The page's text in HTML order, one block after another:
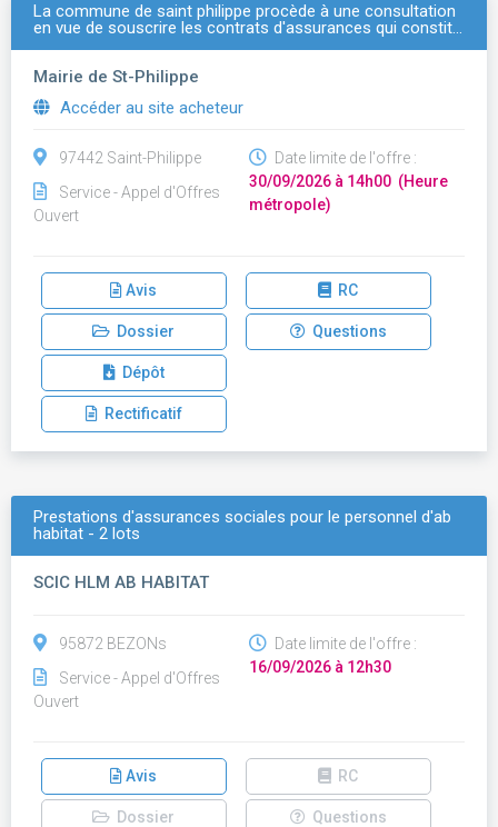
La commune de saint philippe procède à une consultation
en vue de souscrire les contrats d'assurances qui constit…
Mairie de St-Philippe
Accéder au site acheteur
97442 Saint-Philippe
Service - Appel d'Offres
Ouvert
Date limite de l'offre :
30/09/2026 à 14h00 (Heure
métropole)
Avis RC
Dossier Questions
Dépôt
Rectificatif
Prestations d'assurances sociales pour le personnel d'ab
habitat - 2 lots
SCIC HLM AB HABITAT
95872 BEZONs
Service - Appel d'Offres
Ouvert
Date limite de l'offre :
16/09/2026 à 12h30
Avis RC
Dossier Questions